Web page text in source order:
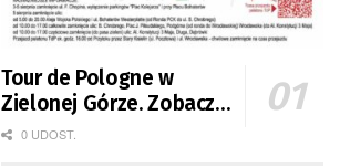
Tour de Pologne w
Zielonej Górze. Zobacz
zmiany w organizacji
0 UDOST.